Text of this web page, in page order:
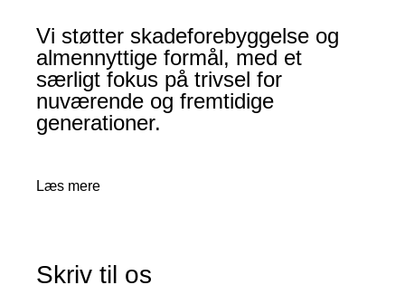
Vi støtter skadeforebyggelse og
almennyttige formål, med et
særligt fokus på trivsel for
nuværende og fremtidige
generationer.
Læs mere
Skriv til os